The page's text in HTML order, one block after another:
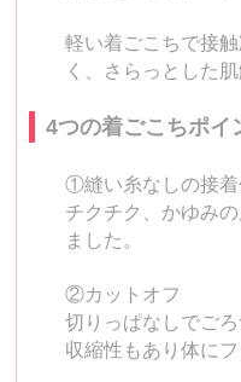
軽い着ごこちで接
く、さらっとした
4つの着ごこちポイ
①縫い糸なしの接着
チクチク、かゆみ
ました。
②カットオフ
切りっぱなしでご
収縮性もあり体にフ